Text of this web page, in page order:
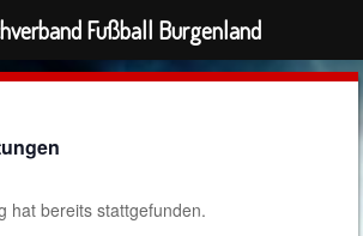
hat bereits stattgefunden.
Fußball Burgenland